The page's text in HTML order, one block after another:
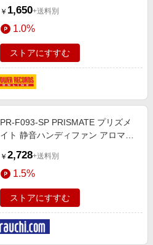
￥ 1,650+送料別
1.0%
ストアにすすむ
PR-F093-SP PRISMATE プリズメ
イト 静音ハンディファン アロマト
￥ 2,728+送料別
1.5%
ストアにすすむ